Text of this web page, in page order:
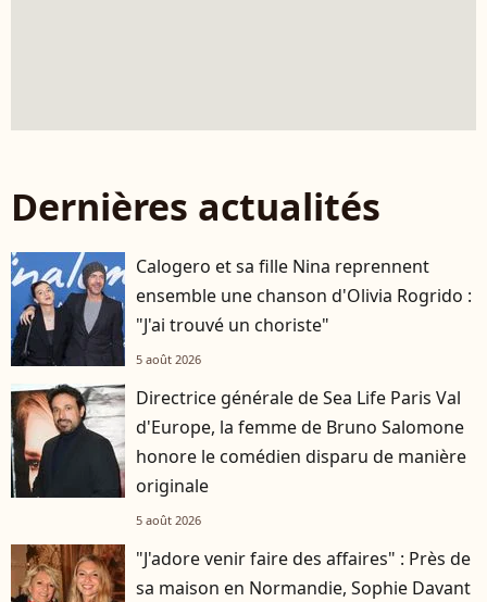
Dernières actualités
Calogero et sa fille Nina reprennent
ensemble une chanson d'Olivia Rogrido :
"J'ai trouvé un choriste"
5 août 2026
Directrice générale de Sea Life Paris Val
d'Europe, la femme de Bruno Salomone
honore le comédien disparu de manière
originale
5 août 2026
"J'adore venir faire des affaires" : Près de
sa maison en Normandie, Sophie Davant